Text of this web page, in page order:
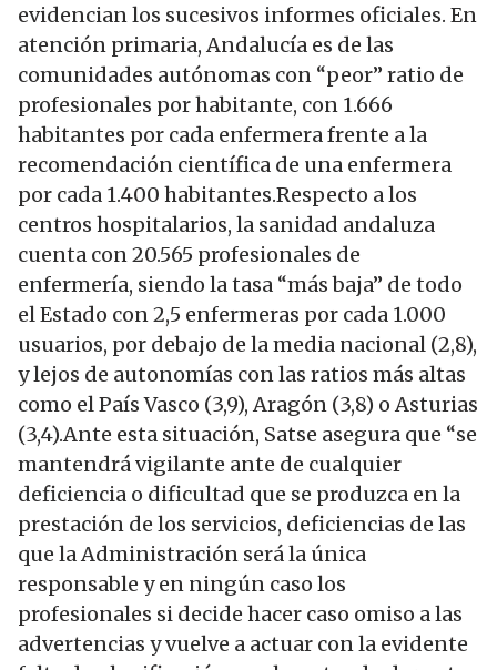
evidencian los sucesivos informes oficiales. En
atención primaria, Andalucía es de las
comunidades autónomas con “peor” ratio de
profesionales por habitante, con 1.666
habitantes por cada enfermera frente a la
recomendación científica de una enfermera
por cada 1.400 habitantes.Respecto a los
centros hospitalarios, la sanidad andaluza
cuenta con 20.565 profesionales de
enfermería, siendo la tasa “más baja” de todo
el Estado con 2,5 enfermeras por cada 1.000
usuarios, por debajo de la media nacional (2,8),
y lejos de autonomías con las ratios más altas
como el País Vasco (3,9), Aragón (3,8) o Asturias
(3,4).Ante esta situación, Satse asegura que “se
mantendrá vigilante ante de cualquier
deficiencia o dificultad que se produzca en la
prestación de los servicios, deficiencias de las
que la Administración será la única
responsable y en ningún caso los
profesionales si decide hacer caso omiso a las
advertencias y vuelve a actuar con la evidente